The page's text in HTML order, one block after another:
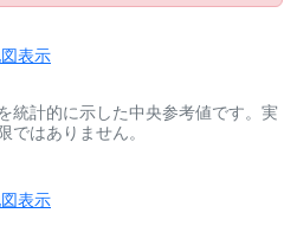
表示
統計的に示した中央参考値です。実
はありません。
表示